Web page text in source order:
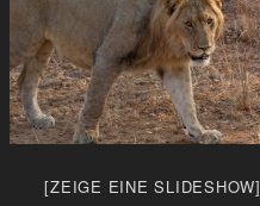
[ZEIGE EINE SLIDESHOW]